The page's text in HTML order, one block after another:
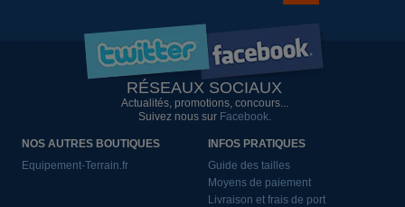
RÉSEAUX SOCIAUX
Actualités, promotions, concours...
Suivez nous sur Facebook.
NOS AUTRES BOUTIQUES
Equipement-Terrain.fr
INFOS PRATIQUES
Guide des tailles
Moyens de paiement
Livraison et frais de port